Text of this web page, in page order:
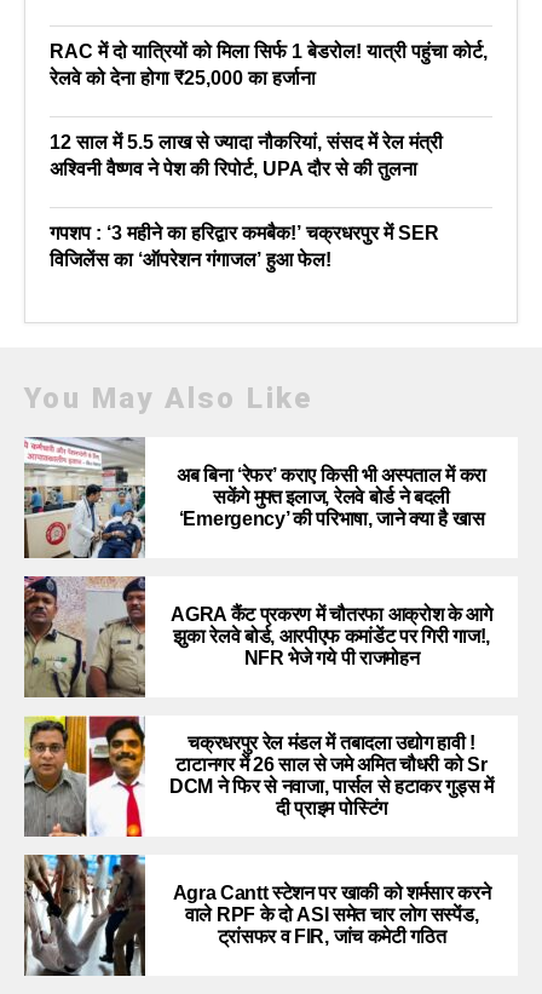
RAC में दो यात्रियों को मिला सिर्फ 1 बेडरोल! यात्री पहुंचा कोर्ट,
रेलवे को देना होगा ₹25,000 का हर्जाना
12 साल में 5.5 लाख से ज्यादा नौकरियां, संसद में रेल मंत्री
अश्विनी वैष्णव ने पेश की रिपोर्ट, UPA दौर से की तुलना
गपशप : ‘3 महीने का हरिद्वार कमबैक!’ चक्रधरपुर में SER
विजिलेंस का ‘ऑपरेशन गंगाजल’ हुआ फेल!
You May Also Like
अब बिना ‘रेफर’ कराए किसी भी अस्पताल में करा
सकेंगे मुफ्त इलाज, रेलवे बोर्ड ने बदली
‘Emergency’ की परिभाषा, जाने क्या है खास
AGRA कैंट प्रकरण में चौतरफा आक्रोश के आगे
झुका रेलवे बोर्ड, आरपीएफ कमांडेंट पर गिरी गाज!,
NFR भेजे गये पी राजमोहन
चक्रधरपुर रेल मंडल में तबादला उद्योग हावी !
टाटानगर में 26 साल से जमे अमित चौधरी को Sr
DCM ने फिर से नवाजा, पार्सल से हटाकर गुड्स में
दी प्राइम पोस्टिंग
Agra Cantt स्टेशन पर खाकी को शर्मसार करने
वाले RPF के दो ASI समेत चार लोग सस्पेंड,
ट्रांसफर व FIR, जांच कमेटी गठित